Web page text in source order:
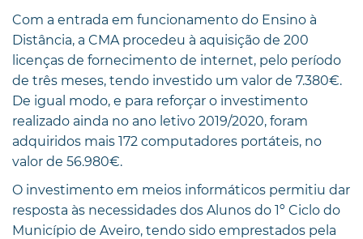
Com a entrada em funcionamento do Ensino à
Distância, a CMA procedeu à aquisição de 200
licenças de fornecimento de internet, pelo período
de três meses, tendo investido um valor de 7.380€.
De igual modo, e para reforçar o investimento
realizado ainda no ano letivo 2019/2020, foram
adquiridos mais 172 computadores portáteis, no
valor de 56.980€.
O investimento em meios informáticos permitiu dar
resposta às necessidades dos Alunos do 1º Ciclo do
Município de Aveiro, tendo sido emprestados pela